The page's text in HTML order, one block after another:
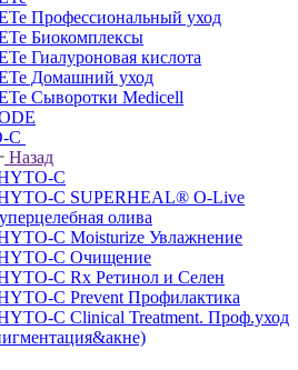
Профессиональный уход
Биокомплексы
Гиалуроновая кислота
Домашний уход
Сыворотки Medicell
C
Назад
C
C SUPERHEAL® O-Live
олива
C Moisturize Увлажнение
C Очищение
C Rx Ретинол и Селен
C Prevent Профилактика
C Clinical Treatment. Проф.уход